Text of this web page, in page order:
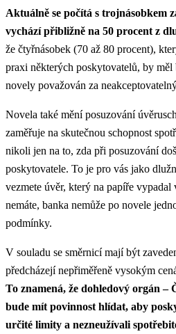
Aktuálně se počítá s trojnásobkem
vychází přibližně na 50 procent z
že čtyřnásobek (70 až 80 procent),
praxi některých poskytovatelů, by
novely považován za
Novela také mění posuzování
zaměřuje na skutečnou schopnost
nikoli jen na to, zda při posuzování
poskytovatele. To je pro vás jako
vezmete úvěr, který na papíře
nemáte, banka nemůže po novele
podmínky.
V souladu se směrnicí mají být
předcházejí nepřiměřeně vysokým
To znamená, že dohledový orgán –
bude mít povinnost hlídat, aby
určité limity a nezneužívali